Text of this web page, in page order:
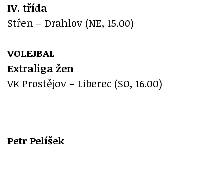
IV. třída
Střen – Drahlov (NE, 15.00)
VOLEJBAL
Extraliga žen
VK Prostějov – Liberec (SO, 16.00)
Petr Pelíšek